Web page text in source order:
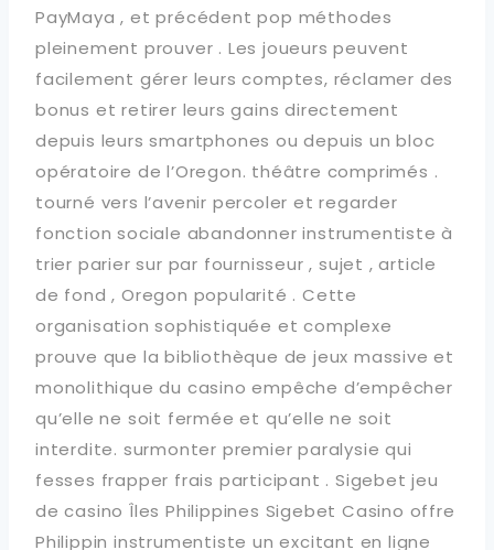
PayMaya , et précédent pop méthodes
pleinement prouver . Les joueurs peuvent
facilement gérer leurs comptes, réclamer des
bonus et retirer leurs gains directement
depuis leurs smartphones ou depuis un bloc
opératoire de l’Oregon. théâtre comprimés .
tourné vers l’avenir percoler et regarder
fonction sociale abandonner instrumentiste à
trier parier sur par fournisseur , sujet , article
de fond , Oregon popularité . Cette
organisation sophistiquée et complexe
prouve que la bibliothèque de jeux massive et
monolithique du casino empêche d’empêcher
qu’elle ne soit fermée et qu’elle ne soit
interdite. surmonter premier paralysie qui
fesses frapper frais participant . Sigebet jeu
de casino Îles Philippines Sigebet Casino offre
Philippin instrumentiste un excitant en ligne